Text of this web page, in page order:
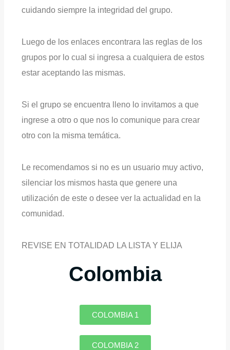
cuidando siempre la integridad del grupo.
Luego de los enlaces encontrara las reglas de los
grupos por lo cual si ingresa a cualquiera de estos
estar aceptando las mismas.
Si el grupo se encuentra lleno lo invitamos a que
ingrese a otro o que nos lo comunique para crear
otro con la misma temática.
Le recomendamos si no es un usuario muy activo,
silenciar los mismos hasta que genere una
utilización de este o desee ver la actualidad en la
comunidad.
REVISE EN TOTALIDAD LA LISTA Y ELIJA
Colombia
COLOMBIA 1
COLOMBIA 2